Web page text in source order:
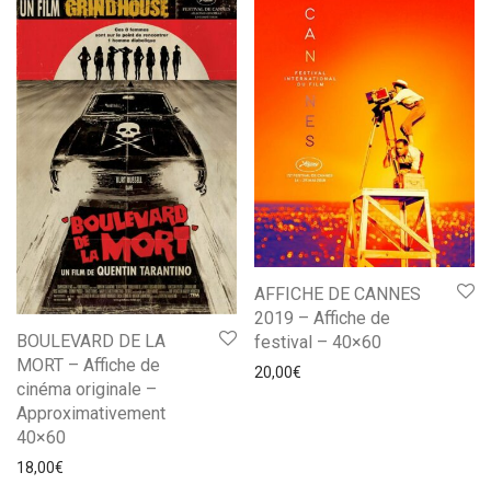
BOULEVARD DE LA
MORT – Affiche de
cinéma originale –
Approximativement
40×60
18,00€
AFFICHE DE CANNES
2019 – Affiche de
festival – 40×60
20,00€